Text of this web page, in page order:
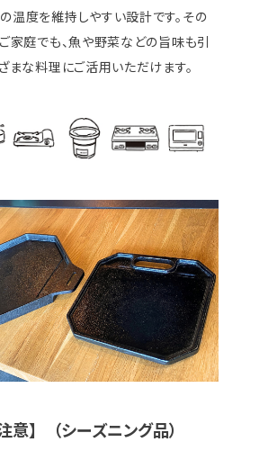
温度を維持しやすい設計です。その
家庭でも、魚や野菜などの旨味も引
まな料理にご活用いただけます。
意】 （シーズニング品）